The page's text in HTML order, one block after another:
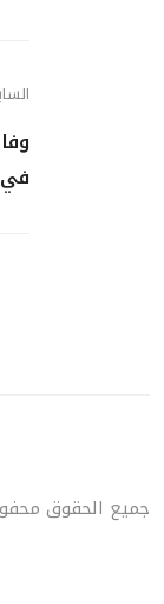
جميع الحقوق محفوظة